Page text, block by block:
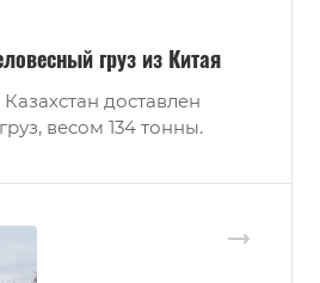
груз из Китая
доставлен
весом 134 тонны.